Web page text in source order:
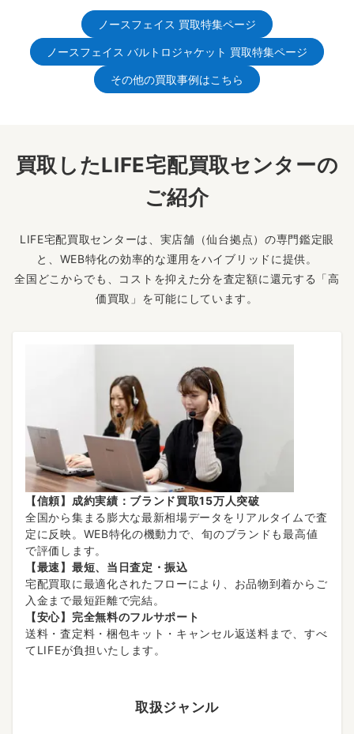
ノースフェイス 買取特集ページ
ノースフェイス バルトロジャケット 買取特集ページ
その他の買取事例はこちら
買取したLIFE宅配買取センターの
ご紹介
LIFE宅配買取センターは、実店舗（仙台拠点）の専門鑑定眼
と、WEB特化の効率的な運用をハイブリッドに提供。
全国どこからでも、コストを抑えた分を査定額に還元する「高
価買取」を可能にしています。
【信頼】成約実績：ブランド買取15万人突破
全国から集まる膨大な最新相場データをリアルタイムで査
定に反映。WEB特化の機動力で、旬のブランドも最高値
で評価します。
【最速】最短、当日査定・振込
宅配買取に最適化されたフローにより、お品物到着からご
入金まで最短距離で完結。
【安心】完全無料のフルサポート
送料・査定料・梱包キット・キャンセル返送料まで、すべ
てLIFEが負担いたします。
取扱ジャンル